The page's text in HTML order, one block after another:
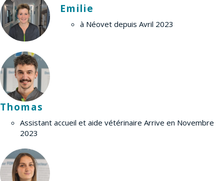
Emilie
à Néovet depuis Avril 2023
Thomas
Assistant accueil et aide vétérinaire Arrive en Novembre
2023